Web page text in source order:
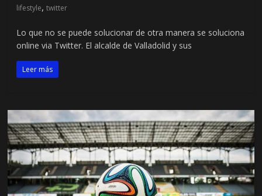
lifestyle,twitter
Lo que no se puede solucionar de otra manera se soluciona
online via Twitter. El alcalde de Valladolid y sus
Leer más